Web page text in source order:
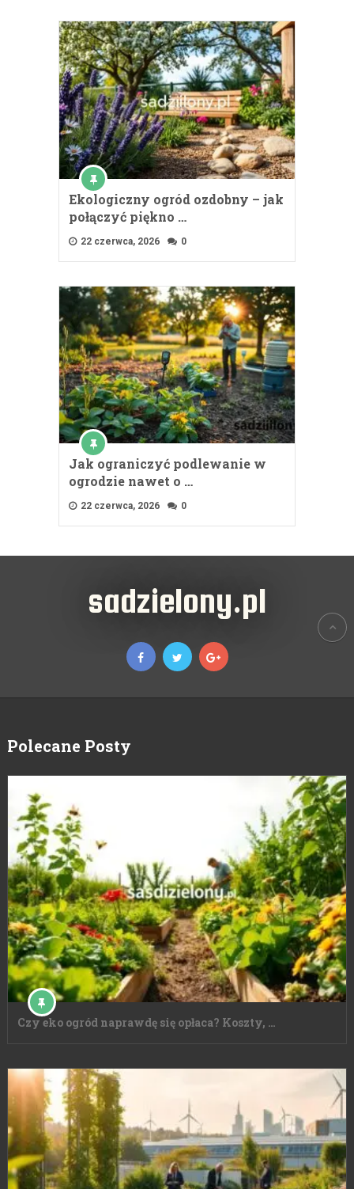
Ekologiczny ogród ozdobny – jak
połączyć piękno …
22 czerwca, 2026 0
Jak ograniczyć podlewanie w
ogrodzie nawet o …
22 czerwca, 2026 0
sadzielony.pl
Polecane Posty
Czy eko ogród naprawdę się opłaca? Koszty, …